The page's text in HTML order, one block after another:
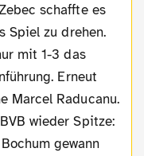
schaffte es
Spiel zu drehen.
mit 1-3 das
Erneut
Marcel Raducanu.
wieder Spitze:
gewann